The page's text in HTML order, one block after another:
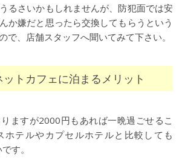
るさいかもしれませんが、防犯面では安
か嫌だと思ったら交換してもらうという
で、店舗スタッフへ聞いてみて下さい。
ットカフェに泊まるメリット
ますが2000円もあれば一晩過ごせるこ
ホテルやカプセルホテルと比較しても
す。